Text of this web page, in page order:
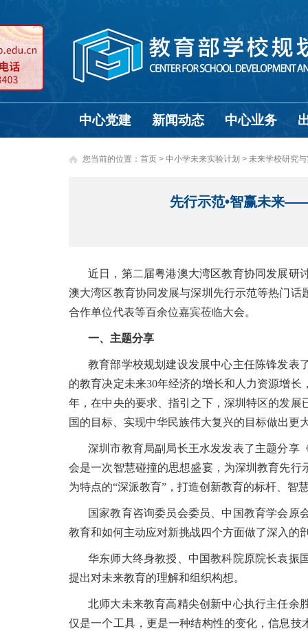
中心党建 新闻动态 中心业务
您当前的位置： 首页 > 中小学未来实验计划 > 未来学校研究
先行示范•智赢未来
近日，第二届粤港澳大湾区教育协同发展研
澳大湾区教育协同发展与深圳先行示范等热门
合作单位代表等百余位嘉宾莅临大会。
一、主题分享
教育部学校规划建设发展中心主任陈锋发表
的教育决定未来30年经济的增长和人力资源增
年，在中央的要求、指引之下，深圳特区的发
国的目标、实现中华民族伟大复兴的目标做出更
深圳市教育局副局长王水发发表了主题分享
会是一次智慧碰撞的思想盛宴，为深圳教育先
为特点的“深派教育”，打造创新教育的标杆、智
国家教育咨询委员会委员、中国教育学会原
教育和如何主动应对新挑战四个方面做了深入的
华东师大终身教授、中国教科院原院长袁振
提出对未来教育的理解和组织构想。
北师大未来教育高精尖创新中心执行主任余
仅是一个工具，更是一种结构性的变化，信息